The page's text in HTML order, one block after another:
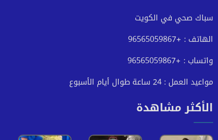
سباك صحي في الكويت
الهاتف : +96565059867
واتساب : +96565059867
مواعيد العمل : 24 ساعة طوال أيام الأسبوع
الأكثر مشاهدة